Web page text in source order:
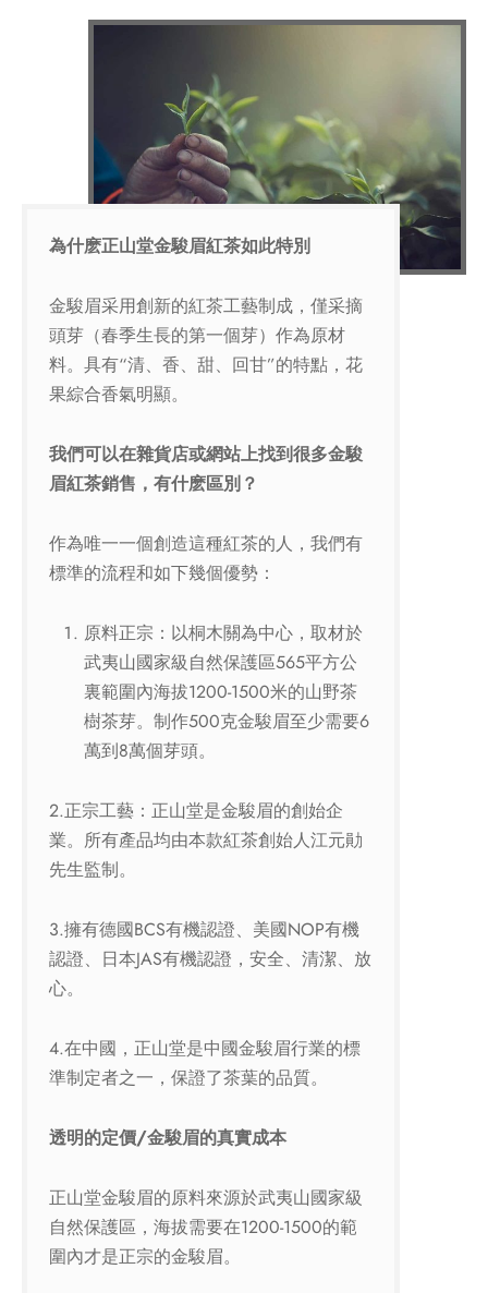
為什麽正山堂金駿眉紅茶如此特別
金駿眉采用創新的紅茶工藝制成，僅采摘
頭芽（春季生長的第一個芽）作為原材
料。具有“清、香、甜、回甘”的特點，花
果綜合香氣明顯。
我們可以在雜貨店或網站上找到很多金駿
眉紅茶銷售，有什麽區別？
作為唯一一個創造這種紅茶的人，我們有
標準的流程和如下幾個優勢：
原料正宗：以桐木關為中心，取材於
武夷山國家級自然保護區565平方公
裏範圍內海拔1200-1500米的山野茶
樹茶芽。制作500克金駿眉至少需要6
萬到8萬個芽頭。
2.正宗工藝：正山堂是金駿眉的創始企
業。所有產品均由本款紅茶創始人江元勛
先生監制。
3.擁有德國BCS有機認證、美國NOP有機
認證、日本JAS有機認證，安全、清潔、放
心。
4.在中國，正山堂是中國金駿眉行業的標
準制定者之一，保證了茶葉的品質。
透明的定價/金駿眉的真實成本
正山堂金駿眉的原料來源於武夷山國家級
自然保護區，海拔需要在1200-1500的範
圍內才是正宗的金駿眉。